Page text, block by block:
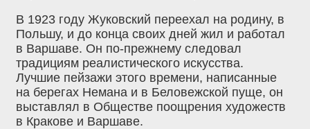
В 1923 году Жуковский переехал на родину, в
Польшу, и до конца своих дней жил и работал
в Варшаве. Он по-прежнему следовал
традициям реалистического искусства.
Лучшие пейзажи этого времени, написанные
на берегах Немана и в Беловежской пуще, он
выставлял в Обществе поощрения художеств
в Кракове и Варшаве.